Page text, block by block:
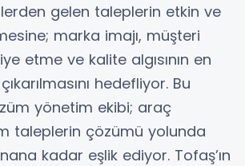
gelen taleplerin etkin ve
marka imajı, müşteri
etme ve kalite algısının en
hedefliyor. Bu
yönetim ekibi; araç
taleplerin çözümü yolunda
kadar eşlik ediyor. Tofaş’ın